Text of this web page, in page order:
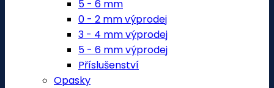
5 - 6 mm
0 - 2 mm výprodej
3 - 4 mm výprodej
5 - 6 mm výprodej
Příslušenství
Opasky